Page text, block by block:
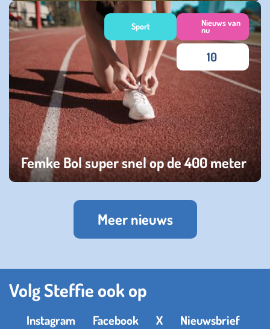
dinsdag 21 januari 2025
Femke Bol super snel op de 400 meter
Sport Nieuws van
nu
10
Meer nieuws
Volg Steffie ook op
Instagram Facebook X Nieuwsbrief